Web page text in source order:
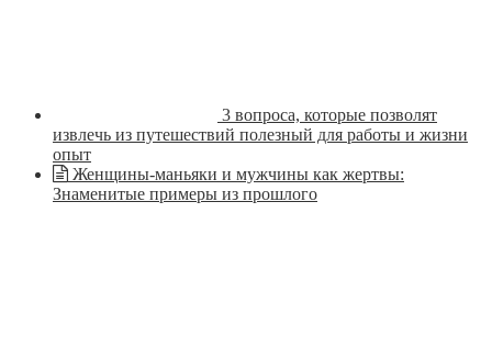
3 вопроса, которые позволят
извлечь из путешествий полезный для работы и жизни
опыт
Женщины-маньяки и мужчины как жертвы:
Знаменитые примеры из прошлого